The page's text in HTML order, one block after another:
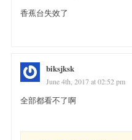
香蕉台失效了
biksjksk
June 4th, 2017 at 02:52 pm
全部都看不了啊